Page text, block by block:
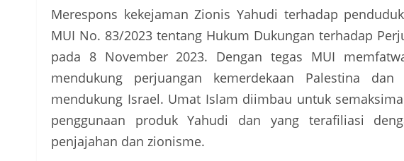
Merespons kekejaman Zionis Yahudi terhadap
MUI No. 83/2023 tentang Hukum Dukungan terhadap
pada 8 November 2023. Dengan tegas MUI
mendukung perjuangan kemerdekaan Palestina
mendukung Israel. Umat Islam diimbau untuk
penggunaan produk Yahudi dan yang terafiliasi
penjajahan dan zionisme.